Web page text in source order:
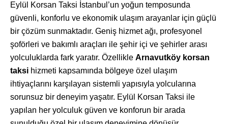
Eylül Korsan Taksi İstanbul’un yoğun temposunda
güvenli, konforlu ve ekonomik ulaşım arayanlar için güçlü
bir çözüm sunmaktadır. Geniş hizmet ağı, profesyonel
şoförleri ve bakımlı araçları ile şehir içi ve şehirler arası
yolculuklarda fark yaratır. Özellikle Arnavutköy korsan
taksi hizmeti kapsamında bölgeye özel ulaşım
ihtiyaçlarını karşılayan sistemli yapısıyla yolcularına
sorunsuz bir deneyim yaşatır. Eylül Korsan Taksi ile
yapılan her yolculuk güven ve konforun bir arada